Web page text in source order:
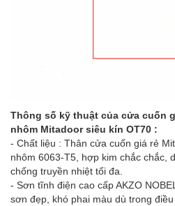
Thông số kỹ thuật của cửa cuốn
nhôm Mitadoor siêu kín OT70 :
- Chất liệu : Thân cửa cuốn giá rẻ
nhôm 6063-T5, hợp kim chắc chắc,
chống truyền nhiệt tối đa.
- Sơn tĩnh điện cao cấp AKZO
sơn đẹp, khó phai màu dù trong